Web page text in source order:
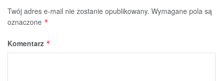
Twój adres e-mail nie zostanie opublikowany. Wymagane pola są
oznaczone *
Komentarz *